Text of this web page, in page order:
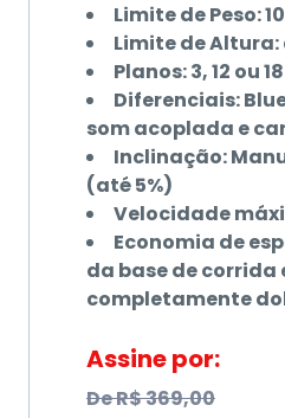
Limite de Peso:
Limite de Altura:
Planos: 3, 12 ou
Diferenciais:
som acoplada e
Inclinação:
(até 5%)
Velocidade
Economia de
da base de corrida
completamente
Assine por:
DeR$ 369,00